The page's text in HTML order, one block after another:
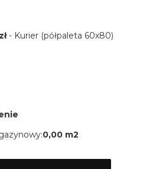
- Kurier (półpaleta 60x80)
0,00 m2